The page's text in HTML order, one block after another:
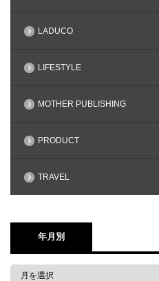
LADUCO
LIFESTYLE
MOTHER PUBLISHING
PRODUCT
TRAVEL
年月別